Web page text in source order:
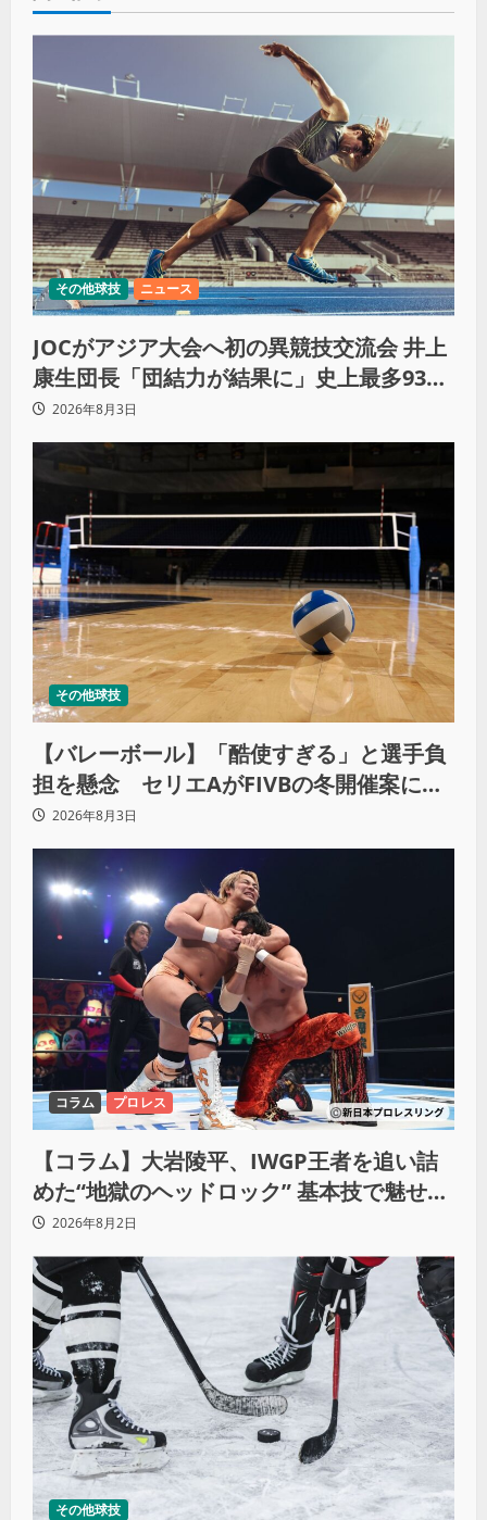
その他球技 ニュース
JOCがアジア大会へ初の異競技交流会 井上
康生団長「団結力が結果に」史上最多933
人2026年8月3日
その他球技
【バレーボール】「酷使すぎる」と選手負
担を懸念 セリエAがFIVBの冬開催案に猛
反発2026年8月3日
コラム プロレス
【コラム】大岩陵平、IWGP王者を追い詰
めた“地獄のヘッドロック” 基本技で魅せた
G1の新たな衝撃
2026年8月2日
その他球技